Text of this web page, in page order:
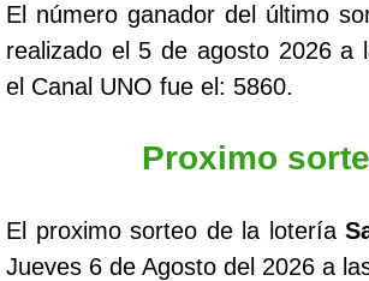
El número ganador del último
realizado el 5 de agosto 2026 a
el Canal UNO fue el: 5860.
Proximo
El proximo sorteo de la lotería
Jueves 6 de Agosto del 2026 a